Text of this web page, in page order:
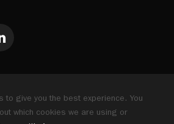
to give you the best experience. You
which cookies we are using or